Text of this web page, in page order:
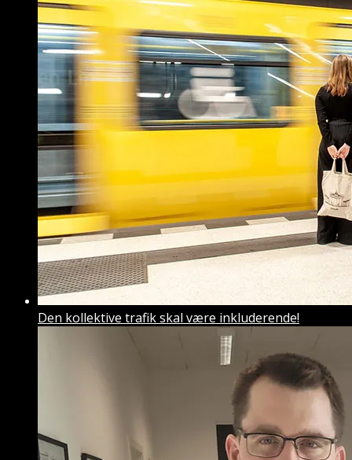
Den kollektive trafik skal være inkluderende!